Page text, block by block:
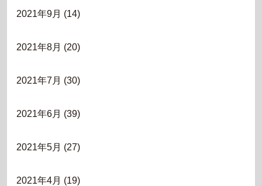
2021年9月 (14)
2021年8月 (20)
2021年7月 (30)
2021年6月 (39)
2021年5月 (27)
2021年4月 (19)